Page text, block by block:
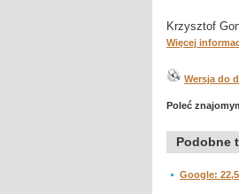
Krzysztof
Więcej
Wersja do
Poleć
Podobne
Google: